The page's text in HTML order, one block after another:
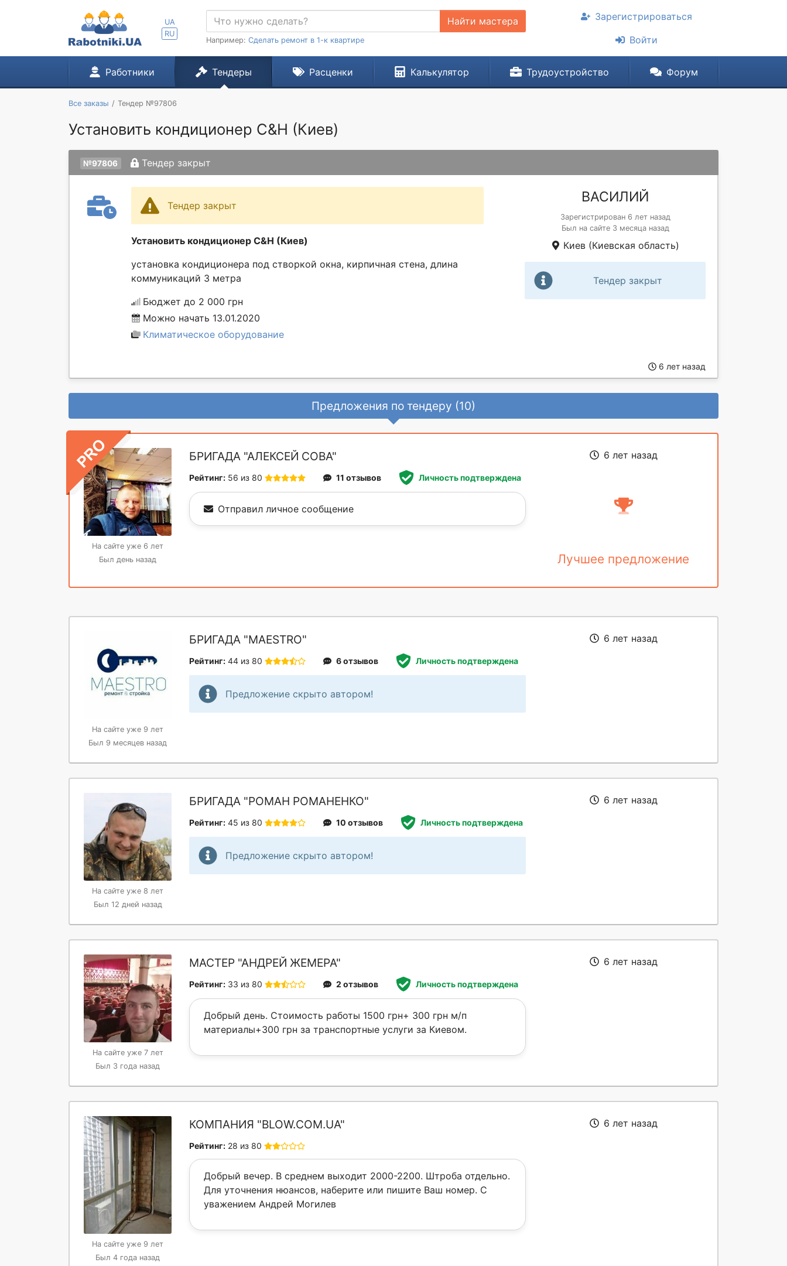
UA
RU
Найти мастера
Например: Сделать ремонт в 1-к квартире
Зарегистрироваться
Войти
Работники Тендеры Расценки Калькулятор Трудоустройство Форум
Все заказы Тендер №97806
Установить кондиционер С&H (Киев)
№97806 Тендер закрыт
Тендер закрыт
Установить кондиционер С&H (Киев)
установка кондиционера под створкой окна, кирпичная стена, длина
коммуникаций 3 метра
Бюджет до 2 000 грн
Можно начать 13.01.2020
Климатическое оборудование
ВАСИЛИЙ
Зарегистрирован 6 лет назад
Был на сайте 3 месяца назад
Киев (Киевская область)
Тендер закрыт
6 лет назад
Предложения по тендеру (10)
На сайте уже 6 лет
Был день назад
БРИГАДА "АЛЕКСЕЙ СОВА"
Рейтинг: 56 из 80 11 отзывов Личность подтверждена
Отправил личное сообщение
6 лет назад
Лучшее предложение
На сайте уже 9 лет
Был 9 месяцев назад
БРИГАДА "MAESTRO"
Рейтинг: 44 из 80 6 отзывов Личность подтверждена
Предложение скрыто автором!
6 лет назад
На сайте уже 8 лет
Был 12 дней назад
БРИГАДА "РОМАН РОМАНЕНКО"
Рейтинг: 45 из 80 10 отзывов Личность подтверждена
Предложение скрыто автором!
6 лет назад
На сайте уже 7 лет
Был 3 года назад
МАСТЕР "АНДРЕЙ ЖЕМЕРА"
Рейтинг: 33 из 80 2 отзывов Личность подтверждена
Добрый день. Стоимость работы 1500 грн+ 300 грн м/п
материалы+300 грн за транспортные услуги за Киевом.
6 лет назад
На сайте уже 9 лет
Был 4 года назад
КОМПАНИЯ "BLOW.COM.UA"
Рейтинг: 28 из 80
Добрый вечер. В среднем выходит 2000-2200. Штроба отдельно.
Для уточнения нюансов, наберите или пишите Ваш номер. С
уважением Андрей Могилев
6 лет назад